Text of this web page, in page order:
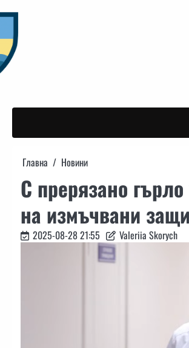
to
content
Главна Новини
С прерязано
на измъчвани
2025-08-28 21:55 Valeriia Skorych